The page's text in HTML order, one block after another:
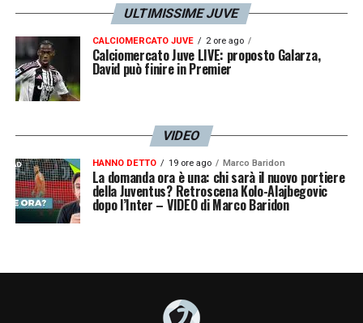
ULTIMISSIME JUVE
CALCIOMERCATO JUVE 2 ore ago
Calciomercato Juve LIVE: proposto Galarza,
David può finire in Premier
VIDEO
HANNO DETTO 19 ore ago Marco Baridon
La domanda ora è una: chi sarà il nuovo portiere
della Juventus? Retroscena Kolo-Alajbegovic
dopo l’Inter – VIDEO di Marco Baridon